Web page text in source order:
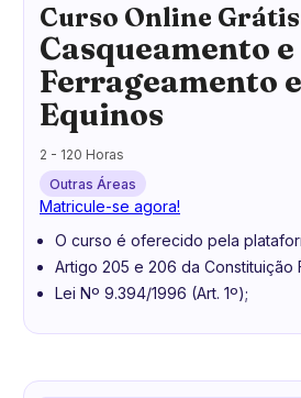
Curso Online
Casqueamento e
Ferrageamento
Equinos
2 - 120 Horas
Outras Áreas
Matricule-se agora!
O curso é oferecido pela
Artigo 205 e 206 da Constituição
Lei Nº 9.394/1996 (Art. 1º);